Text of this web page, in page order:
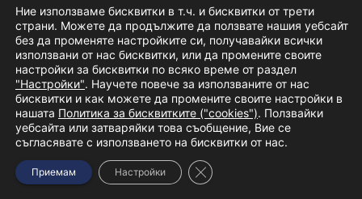
Copyright © 2026Телевизия Шумен.|Изработка: S.I.T Solutions
Ltd.
За насРекламаУсловия за ползване
Политика за бисквитки
Ние използваме бисквитки в т.ч. и бисквитки от трети
страни. Можете да продължите да ползвате нашия уебсайт
без да променяте настройките си, получавайки всички
използвани от нас бисквитки, или да промените своите
настройки за бисквитки по всяко време от раздел
"Настройки". Научете повече за използваните от нас
бисквитки и как можете да промените своите настройки в
нашата Политика за бисквитките ("cookies"). Ползвайки
уебсайта или затваряйки това съобщение, Вие се
съгласявате с използването на бисквитки от нас.
Приемам Настройки Close GDPR Cookie Banner